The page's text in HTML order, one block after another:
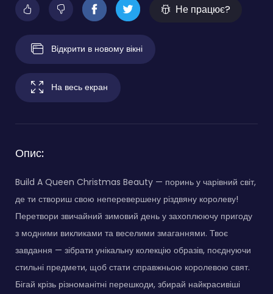
Не працює?
Відкрити в новому вікні
На весь екран
Опис:
Build A Queen Christmas Beauty — поринь у чарівний світ,
де ти створиш свою неперевершену різдвяну королеву!
Перетвори звичайний зимовий день у захоплюючу пригоду
з модними викликами та веселими змаганнями. Твоє
завдання — зібрати унікальну колекцію образів, поєднуючи
стильні предмети, щоб стати справжньою королевою свят.
Бігай крізь різноманітні перешкоди, збирай найкрасивіші